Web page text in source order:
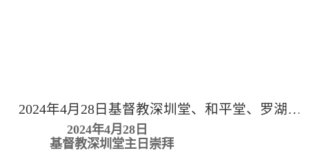
2024年4月28日基督教深圳堂、和平堂、罗湖堂主日崇拜
2024年4月28日
基督教深圳堂主日崇拜